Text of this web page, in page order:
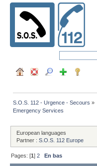
S.O.S. 112 - Urgence - Secours »
Emergency Services
European languages
Partner :S.O.S. 112 Europe
Pages: [1]2 En bas